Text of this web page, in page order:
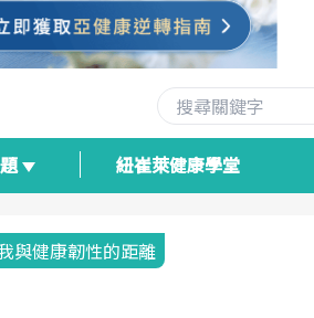
紐崔萊健康學堂
與健康韌性的距離